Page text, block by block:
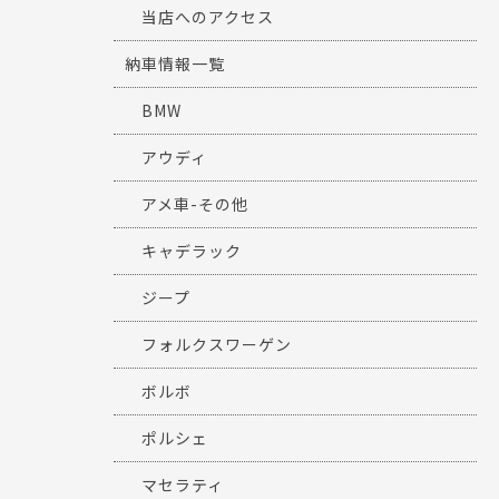
当店へのアクセス
納車情報一覧
BMW
アウディ
アメ車-その他
キャデラック
ジープ
フォルクスワーゲン
ボルボ
ポルシェ
マセラティ